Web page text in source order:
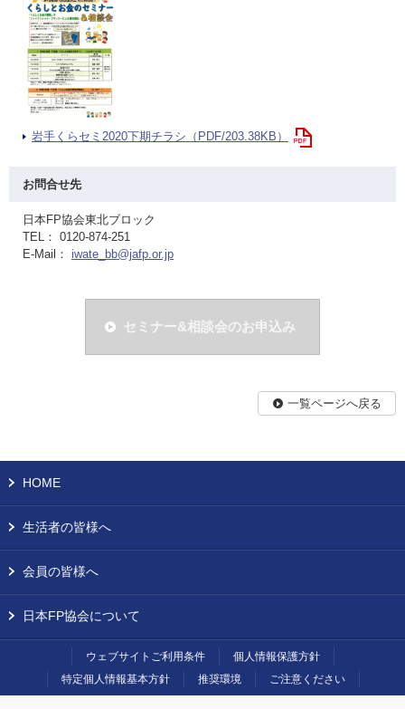
岩手くらセミ2020下期チラシ（PDF/203.38KB）
お問合せ先
日本FP協会東北ブロック
TEL： 0120-874-251
E-Mail： iwate_bb@jafp.or.jp
セミナー&相談会のお申込み
一覧ページへ戻る
HOME
生活者の皆様へ
会員の皆様へ
日本FP協会について
ウェブサイトご利用条件
個人情報保護方針
特定個人情報基本方針
推奨環境 ご注意ください